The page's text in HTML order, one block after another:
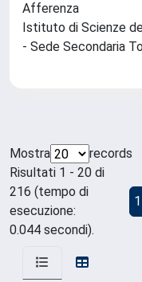
Afferenza
Istituto di Scienze
- Sede Secondaria
Mostra
records
Risultati 1 - 20 di
216 (tempo di
esecuzione:
0.044 secondi).
1